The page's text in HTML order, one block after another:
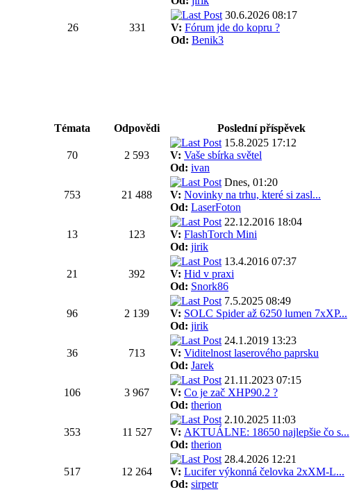
26 331
30.6.2026 08:17
V: Fórum jde do kopru ?
Od: Benik3
Témata Odpovědi
Poslední příspěvek
70 2 593
15.8.2025 17:12
V: Vaše sbírka světel
Od: ivan
753 21 488
Dnes, 01:20
V: Novinky na trhu, které si zasl...
Od: LaserFoton
13 123
22.12.2016 18:04
V: FlashTorch Mini
Od: jirik
21 392
13.4.2016 07:37
V: Hid v praxi
Od: Snork86
96 2 139
7.5.2025 08:49
V: SOLC Spider až 6250 lumen 7xXP...
Od: jirik
36 713
24.1.2019 13:23
V: Viditelnost laserového paprsku
Od: Jarek
106 3 967
21.11.2023 07:15
V: Co je zač XHP90.2 ?
Od: therion
353 11 527
2.10.2025 11:03
V: AKTUÁLNE: 18650 najlepšie čo s...
Od: therion
517 12 264
28.4.2026 12:21
V: Lucifer výkonná čelovka 2xXM-L...
Od: sirpetr